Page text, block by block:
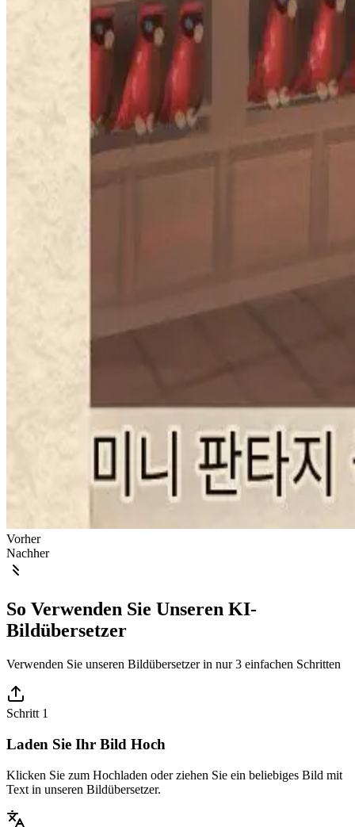
Vorher
Nachher
So Verwenden Sie Unseren KI-
Bildübersetzer
Verwenden Sie unseren Bildübersetzer in nur 3 einfachen Schritten
Schritt 1
Laden Sie Ihr Bild Hoch
Klicken Sie zum Hochladen oder ziehen Sie ein beliebiges Bild mit
Text in unseren Bildübersetzer.